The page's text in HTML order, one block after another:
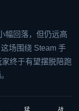
幅回落，但仍远高
场围绕 Steam 手
家终于有望摆脱陪跑